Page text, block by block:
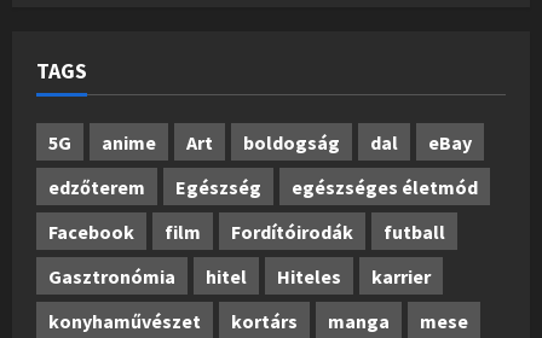
TAGS
5G anime Art boldogság dal
eBay
edzőterem
Egészség
egészséges életmód
Facebook
film Fordítóirodák
futball
Gasztronómia
hitel Hiteles
karrier
konyhaművészet
kortárs manga
mese